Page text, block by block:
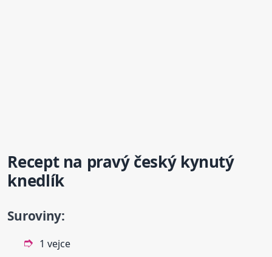
Recept na pravý český kynutý
knedlík
Suroviny:
1 vejce